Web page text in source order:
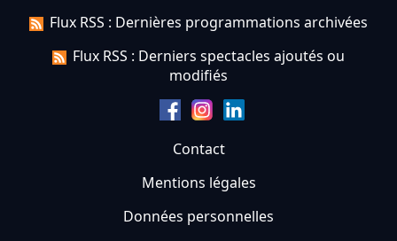
Flux RSS : Dernières programmations archivées
Flux RSS : Derniers spectacles ajoutés ou
modifiés
Contact
Mentions légales
Données personnelles